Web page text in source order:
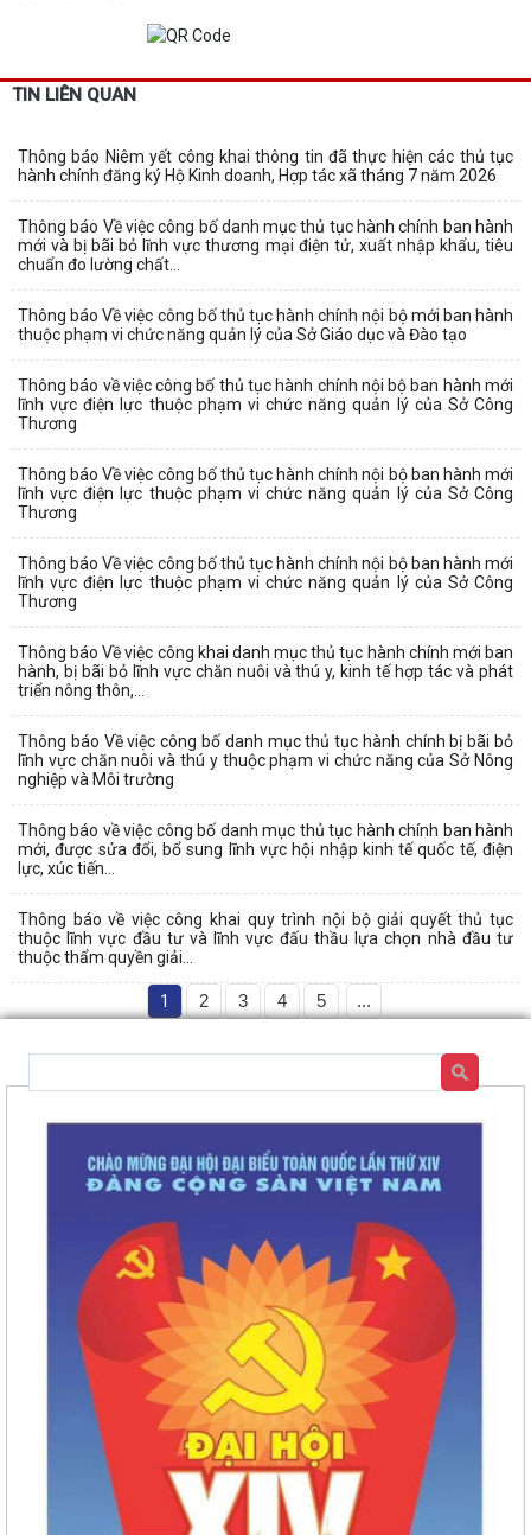
TIN LIÊN QUAN
Thông báo Niêm yết công khai thông tin đã thực hiện các thủ tục
hành chính đăng ký Hộ Kinh doanh, Hợp tác xã tháng 7 năm 2026
Thông báo Về việc công bố danh mục thủ tục hành chính ban hành
mới và bị bãi bỏ lĩnh vực thương mại điện tử, xuất nhập khẩu, tiêu
chuẩn đo lường chất...
Thông báo Về việc công bố thủ tục hành chính nội bộ mới ban hành
thuộc phạm vi chức năng quản lý của Sở Giáo dục và Đào tạo
Thông báo về việc công bố thủ tục hành chính nội bộ ban hành mới
lĩnh vực điện lực thuộc phạm vi chức năng quản lý của Sở Công
Thương
Thông báo Về việc công bố thủ tục hành chính nội bộ ban hành mới
lĩnh vực điện lực thuộc phạm vi chức năng quản lý của Sở Công
Thương
Thông báo Về việc công bố thủ tục hành chính nội bộ ban hành mới
lĩnh vực điện lực thuộc phạm vi chức năng quản lý của Sở Công
Thương
Thông báo Về việc công khai danh mục thủ tục hành chính mới ban
hành, bị bãi bỏ lĩnh vực chăn nuôi và thú y, kinh tế hợp tác và phát
triển nông thôn,...
Thông báo Về việc công bố danh mục thủ tục hành chính bị bãi bỏ
lĩnh vực chăn nuôi và thú y thuộc phạm vi chức năng của Sở Nông
nghiệp và Môi trường
Thông báo về việc công bố danh mục thủ tục hành chính ban hành
mới, được sửa đổi, bổ sung lĩnh vực hội nhập kinh tế quốc tế, điện
lực, xúc tiến...
Thông báo về việc công khai quy trình nội bộ giải quyết thủ tục
thuộc lĩnh vực đầu tư và lĩnh vực đấu thầu lựa chọn nhà đầu tư
thuộc thẩm quyền giải...
1 2 3 4 5 ...